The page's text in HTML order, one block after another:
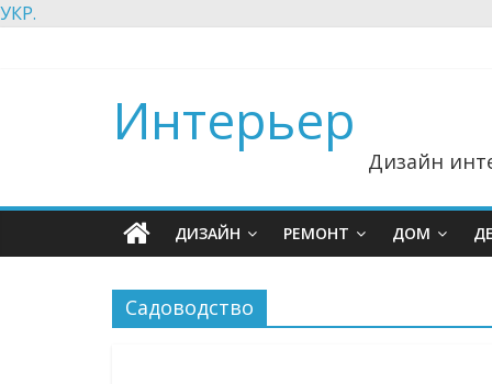
УКР.
Интерьер
Дизайн
ДИЗАЙН РЕМОНТ ДОМ
Садоводство